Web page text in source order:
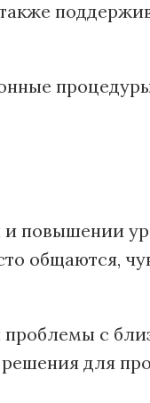
повышении
общаются,
проблемы с
для